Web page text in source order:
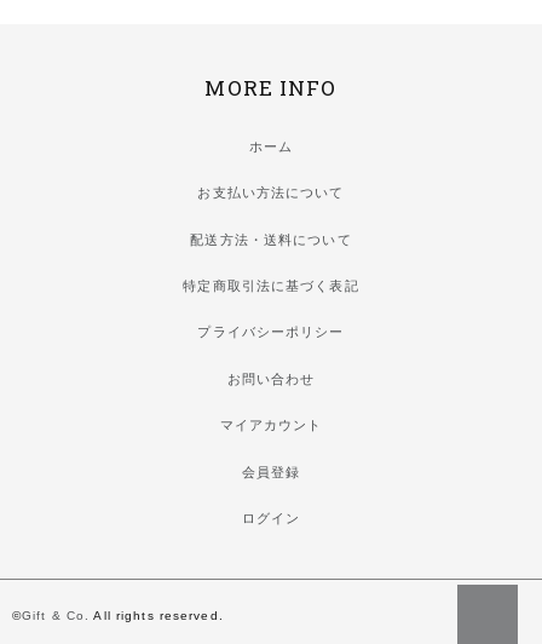
MORE INFO
ホーム
お支払い方法について
配送方法・送料について
特定商取引法に基づく表記
プライバシーポリシー
お問い合わせ
マイアカウント
会員登録
ログイン
©Gift & Co. All rights reserved.